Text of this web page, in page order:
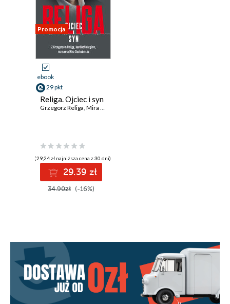
Promocja
ebook
29 pkt
Religa. Ojciec i syn
Grzegorz Religa, Mira Suchodolska
(29,24 zł najniższa cena z 30 dni)
29.39 zł
34.90zł (-16%)